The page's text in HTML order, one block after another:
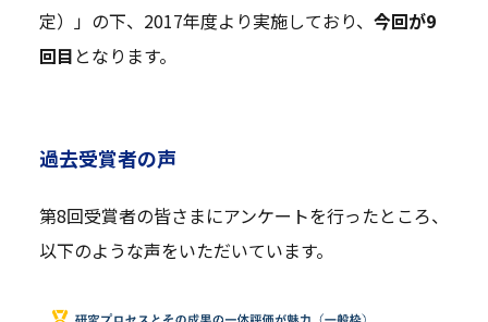
定）」の下、2017年度より実施しており、 今回が9
回目 となります。
過去受賞者の声
第8回受賞者の皆さまにアンケートを行ったところ、
以下のような声をいただいています。